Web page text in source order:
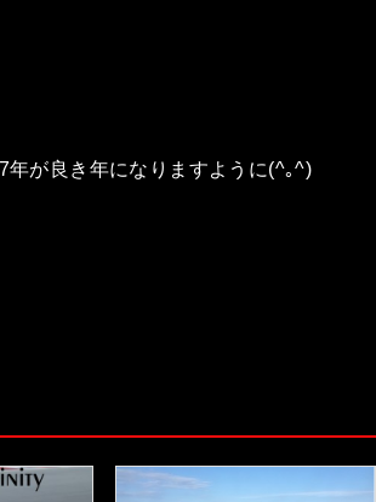
年が良き年になりますように(^｡^)